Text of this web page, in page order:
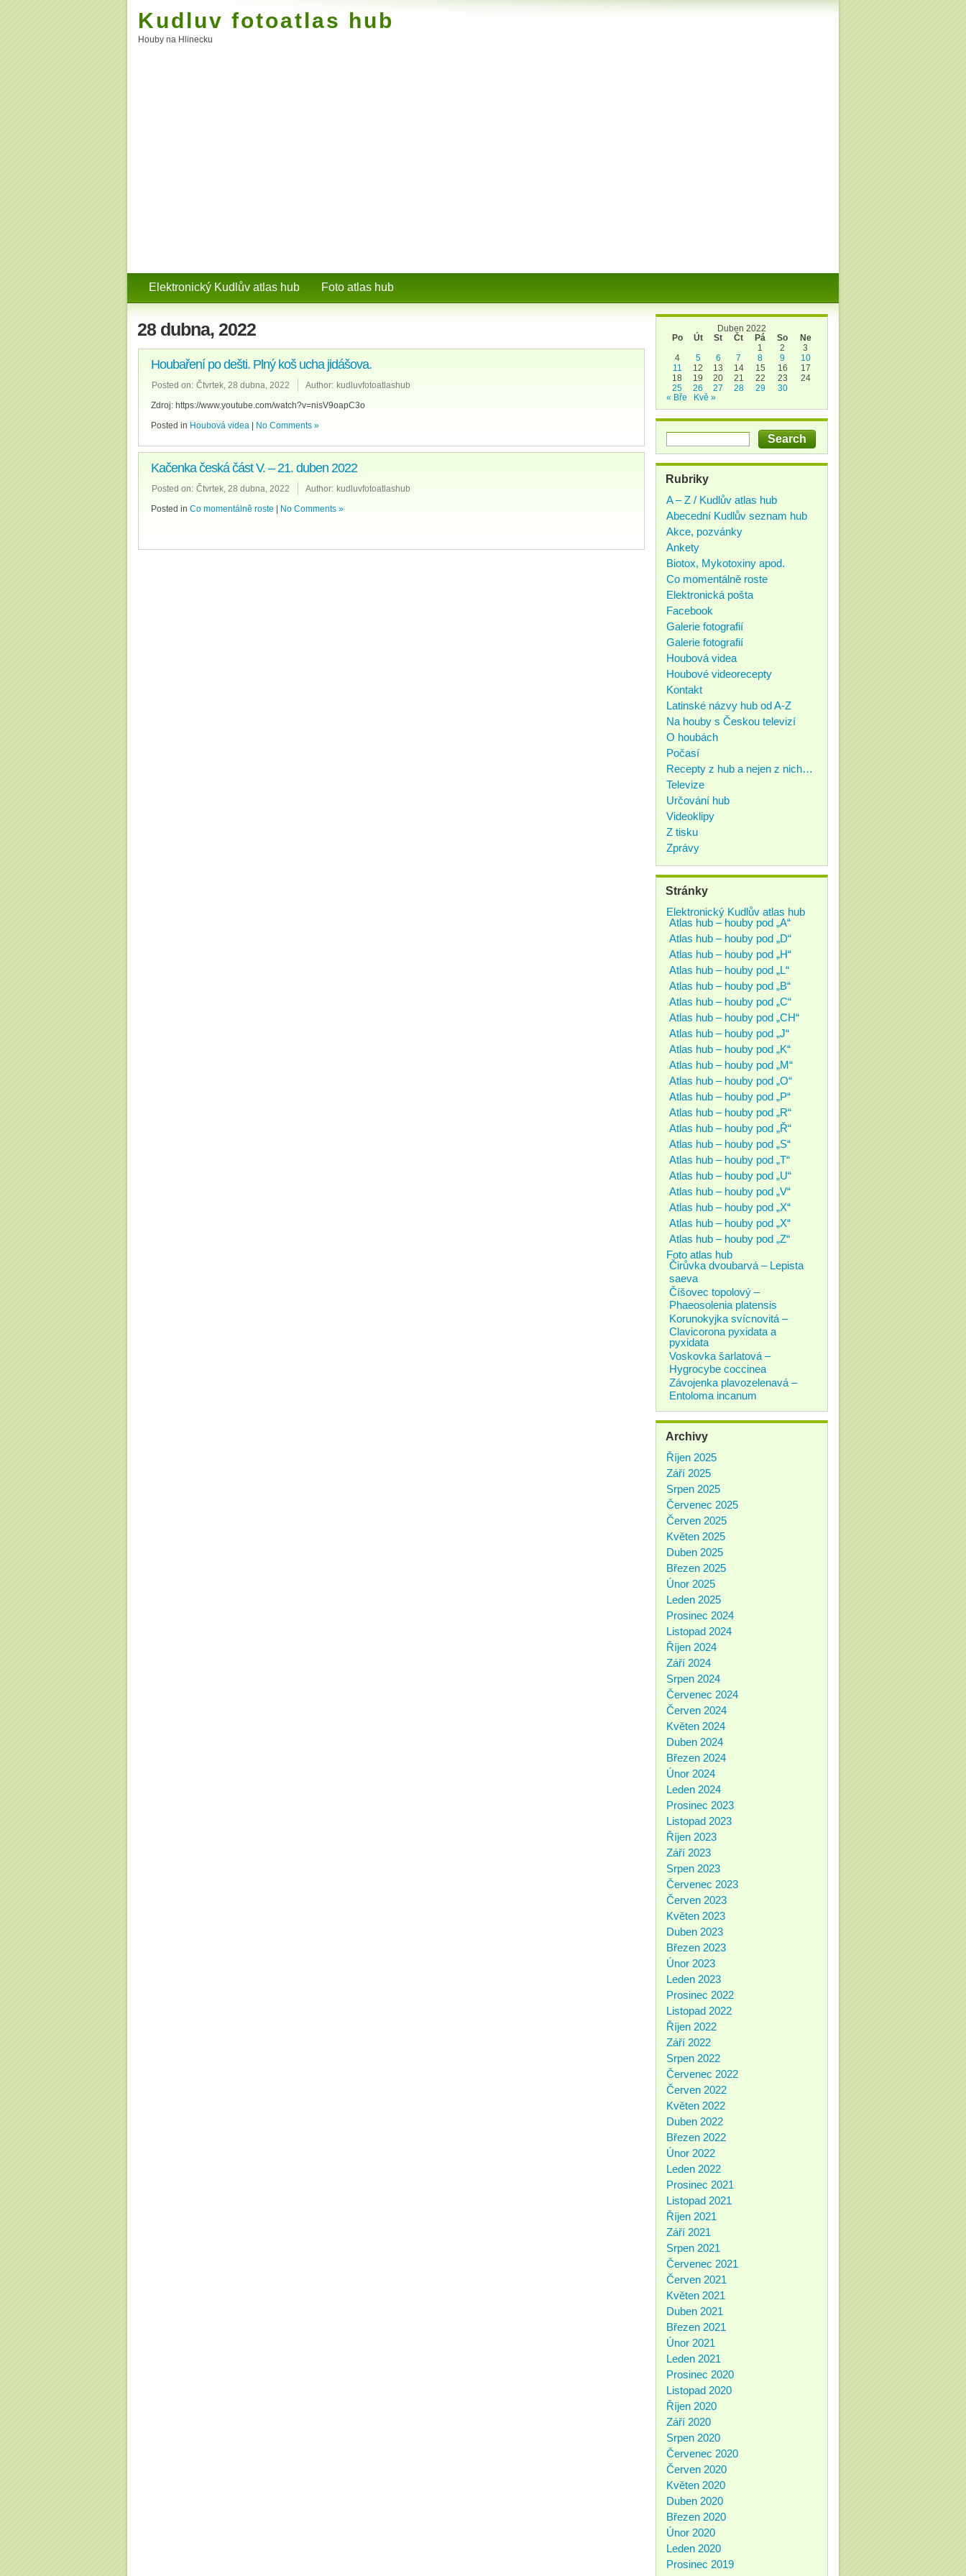
Kudluv fotoatlas hub
Houby na Hlinecku
Elektronický Kudlův atlas hub Foto atlas hub
28 dubna, 2022
Houbaření po dešti. Plný koš ucha jidášova.
Posted on: Čtvrtek, 28 dubna, 2022 Author: kudluvfotoatlashub
Zdroj: https://www.youtube.com/watch?v=nisV9oapC3o
Posted in Houbová videa No Comments »
Kačenka česká část V. – 21. duben 2022
Posted on: Čtvrtek, 28 dubna, 2022 Author: kudluvfotoatlashub
Posted in Co momentálně roste No Comments »
Duben 2022
Po
Út St Čt Pá So
Ne
1
2
3
4
5 6 7 8 9
10
11
12 13 14 15 16
17
18
19 20 21 22 23
24
25
26 27 28 29
30
« Bře
Kvě »
Rubriky
A – Z / Kudlův atlas hub
Abecední Kudlův seznam hub
Akce, pozvánky
Ankety
Biotox, Mykotoxiny apod.
Co momentálně roste
Elektronická pošta
Facebook
Galerie fotografií
Galerie fotografií
Houbová videa
Houbové videorecepty
Kontakt
Latinské názvy hub od A-Z
Na houby s Českou televizí
O houbách
Počasí
Recepty z hub a nejen z nich…
Televize
Určování hub
Videoklipy
Z tisku
Zprávy
Stránky
Elektronický Kudlův atlas hub
Atlas hub – houby pod „A“
Atlas hub – houby pod „D“
Atlas hub – houby pod „H“
Atlas hub – houby pod „L“
Atlas hub – houby pod „B“
Atlas hub – houby pod „C“
Atlas hub – houby pod „CH“
Atlas hub – houby pod „J“
Atlas hub – houby pod „K“
Atlas hub – houby pod „M“
Atlas hub – houby pod „O“
Atlas hub – houby pod „P“
Atlas hub – houby pod „R“
Atlas hub – houby pod „Ř“
Atlas hub – houby pod „S“
Atlas hub – houby pod „T“
Atlas hub – houby pod „U“
Atlas hub – houby pod „V“
Atlas hub – houby pod „X“
Atlas hub – houby pod „X“
Atlas hub – houby pod „Z“
Foto atlas hub
Čirůvka dvoubarvá – Lepista
saeva
Číšovec topolový –
Phaeosolenia platensis
Korunokyjka svícnovitá –
Clavicorona pyxidata a
pyxidata
Voskovka šarlatová –
Hygrocybe coccinea
Závojenka plavozelenavá –
Entoloma incanum
Archivy
Říjen 2025
Září 2025
Srpen 2025
Červenec 2025
Červen 2025
Květen 2025
Duben 2025
Březen 2025
Únor 2025
Leden 2025
Prosinec 2024
Listopad 2024
Říjen 2024
Září 2024
Srpen 2024
Červenec 2024
Červen 2024
Květen 2024
Duben 2024
Březen 2024
Únor 2024
Leden 2024
Prosinec 2023
Listopad 2023
Říjen 2023
Září 2023
Srpen 2023
Červenec 2023
Červen 2023
Květen 2023
Duben 2023
Březen 2023
Únor 2023
Leden 2023
Prosinec 2022
Listopad 2022
Říjen 2022
Září 2022
Srpen 2022
Červenec 2022
Červen 2022
Květen 2022
Duben 2022
Březen 2022
Únor 2022
Leden 2022
Prosinec 2021
Listopad 2021
Říjen 2021
Září 2021
Srpen 2021
Červenec 2021
Červen 2021
Květen 2021
Duben 2021
Březen 2021
Únor 2021
Leden 2021
Prosinec 2020
Listopad 2020
Říjen 2020
Září 2020
Srpen 2020
Červenec 2020
Červen 2020
Květen 2020
Duben 2020
Březen 2020
Únor 2020
Leden 2020
Prosinec 2019